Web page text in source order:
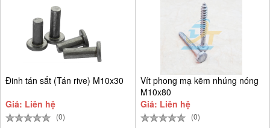
Đinh tán sắt (Tán rive) M10x30
Giá: Liên hệ
(0)
Vít phong mạ kẽm nhúng nóng
M10x80
Giá: Liên hệ
(0)